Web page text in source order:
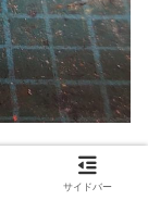
トに。サイドバー